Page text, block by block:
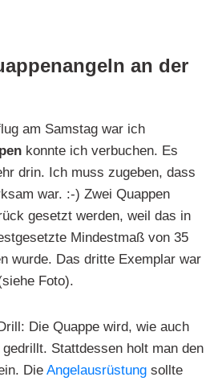
an der
am Samstag war ich
konnte ich verbuchen. Es
drin. Ich muss zugeben, dass
war. :-) Zwei Quappen
gesetzt werden, weil das in
Mindestmaß von 35
wurde. Das dritte Exemplar war
Foto).
Die Quappe wird, wie auch
Stattdessen holt man den
Die Angelausrüstung sollte